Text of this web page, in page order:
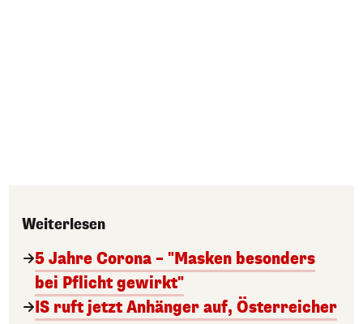
Weiterlesen
5 Jahre Corona – "Masken besonders
bei Pflicht gewirkt"
IS ruft jetzt Anhänger auf, Österreicher